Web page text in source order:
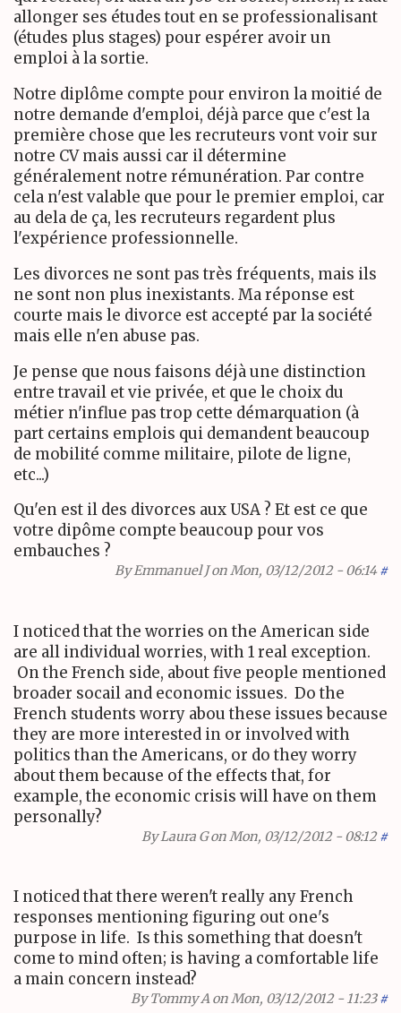
allonger ses études tout en se professionalisant
(études plus stages) pour espérer avoir un
emploi à la sortie.
Notre diplôme compte pour environ la moitié de
notre demande d'emploi, déjà parce que c'est la
première chose que les recruteurs vont voir sur
notre CV mais aussi car il détermine
généralement notre rémunération. Par contre
cela n'est valable que pour le premier emploi, car
au dela de ça, les recruteurs regardent plus
l'expérience professionnelle.
Les divorces ne sont pas très fréquents, mais ils
ne sont non plus inexistants. Ma réponse est
courte mais le divorce est accepté par la société
mais elle n'en abuse pas.
Je pense que nous faisons déjà une distinction
entre travail et vie privée, et que le choix du
métier n'influe pas trop cette démarquation (à
part certains emplois qui demandent beaucoup
de mobilité comme militaire, pilote de ligne,
etc...)
Qu'en est il des divorces aux USA ? Et est ce que
votre dipôme compte beaucoup pour vos
embauches ?
ByEmmanuel Jon Mon, 03/12/2012 - 06:14 #
I noticed that the worries on the American side
are all individual worries, with 1 real exception.
On the French side, about five people mentioned
broader socail and economic issues. Do the
French students worry abou these issues because
they are more interested in or involved with
politics than the Americans, or do they worry
about them because of the effects that, for
example, the economic crisis will have on them
personally?
ByLaura Gon Mon, 03/12/2012 - 08:12 #
I noticed that there weren't really any French
responses mentioning figuring out one's
purpose in life. Is this something that doesn't
come to mind often; is having a comfortable life
a main concern instead?
ByTommy Aon Mon, 03/12/2012 - 11:23 #